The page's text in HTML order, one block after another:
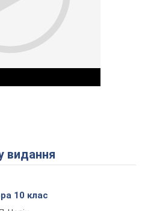
Play Video
видання
10 клас